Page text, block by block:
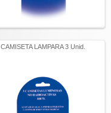
CAMISETA LAMPARA 3 Unid.